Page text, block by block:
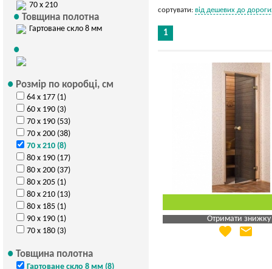
70 х 210
Товщина полотна
Гартоване скло 8 мм
Розмір по коробці, см
64 х 177 (1)
60 х 190 (3)
70 х 190 (53)
70 х 200 (38)
70 х 210 (8)
80 х 190 (17)
80 х 200 (37)
80 х 205 (1)
80 х 210 (13)
80 х 185 (1)
90 х 190 (1)
70 х 180 (3)
Товщина полотна
Гартоване скло 8 мм (8)
сортувати: від дешевих до
1
Отримати знижку
Яка Ваша ціна
favorite email